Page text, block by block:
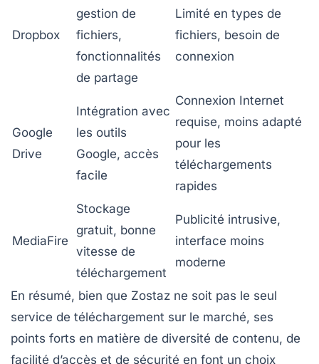
Dropbox
gestion de
fichiers,
fonctionnalités
de partage
Limité en types de
fichiers, besoin de
connexion
Google
Drive
Intégration avec
les outils
Google, accès
facile
Connexion Internet
requise, moins adapté
pour les
téléchargements
rapides
MediaFire
Stockage
gratuit, bonne
vitesse de
téléchargement
Publicité intrusive,
interface moins
moderne
En résumé, bien que Zostaz ne soit pas le seul
service de téléchargement sur le marché, ses
points forts en matière de diversité de contenu, de
facilité d’accès et de sécurité en font un choix